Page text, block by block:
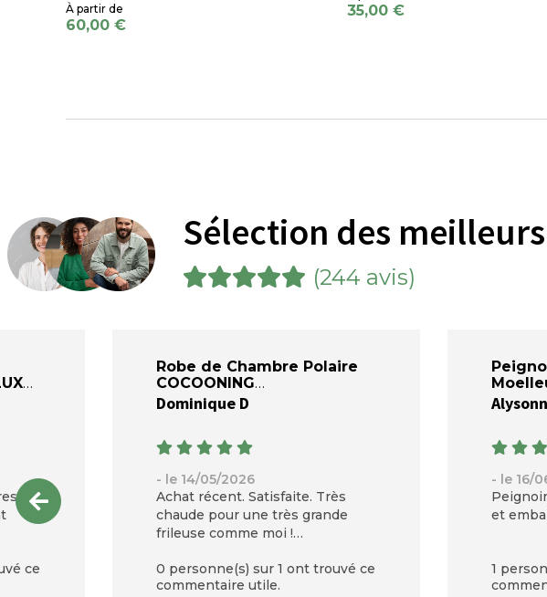
60,00 €
35,00 €
Sélection des
(244 avis)
ce
Robe de Chambre Polaire
COCOONING
Dominique D
- le 14/05/2026
Achat récent. Satisfaite. Très
chaude pour une très grande
frileuse comme moi !
quant à la couleur rouge. En fait
la couleur est plutôt Bordeaux.
0 personne(s) sur 1 ont trouvé ce
commentaire utile.
- le 16/
et
1